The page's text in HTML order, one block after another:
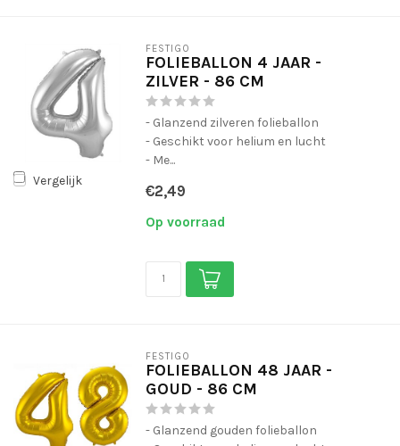
Vergelijk
FESTIGO
FOLIEBALLON 4 JAAR -
ZILVER - 86 CM
- Glanzend zilveren folieballon
- Geschikt voor helium en lucht
- Me...
€2,49
Op voorraad
FESTIGO
FOLIEBALLON 48 JAAR -
GOUD - 86 CM
- Glanzend gouden folieballon